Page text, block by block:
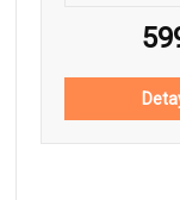
(Yılbaşı Özel)